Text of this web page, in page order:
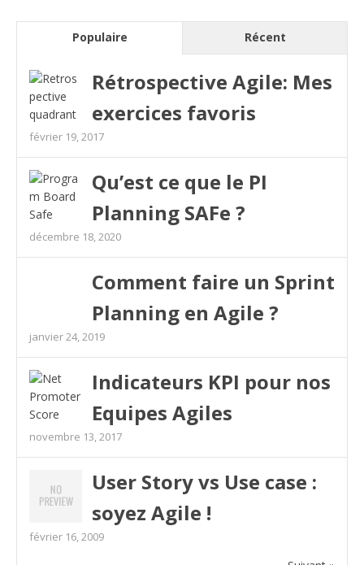
Populaire Récent
Rétrospective Agile: Mes
exercices favoris
février 19, 2017
Qu’est ce que le PI
Planning SAFe ?
décembre 18, 2020
Comment faire un Sprint
Planning en Agile ?
janvier 24, 2019
Indicateurs KPI pour nos
Equipes Agiles
novembre 13, 2017
User Story vs Use case :
soyez Agile !
février 16, 2009